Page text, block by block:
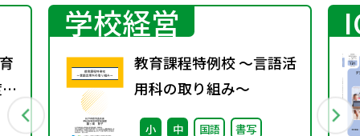
学校経営
教育課程特例校 ～言語活
用科の取り組み～
小 中 国語
書写